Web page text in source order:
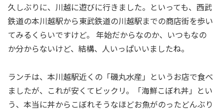
久しぶりに、川越に遊びに行きました。といっても、西武
鉄道の本川越駅から東武鉄道の川越駅までの商店街を歩い
てみるくらいですけど。 年始だからなのか、いつもなの
か分からないけど、結構、人いっぱいいましたね。
ランチは、本川越駅近くの「磯丸水産」というお店で食べ
ましたが、これが安くてビックリ。「海鮮こぼれ丼」とい
う、本当に丼からこぼれそうなほどお魚がのったどんぶり